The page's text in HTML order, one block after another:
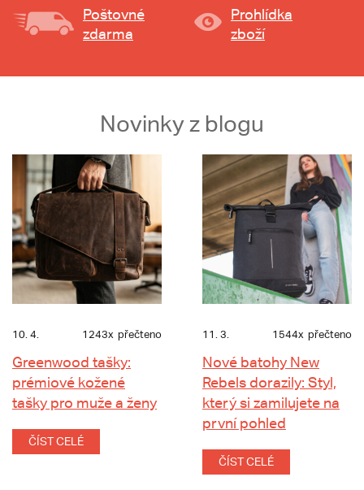
Poštovné
zdarma
Prohlídka
zboží
Novinky z blogu
10. 4. 1243x přečteno
Greenwood tašky:
prémiové kožené
tašky pro muže a ženy
ČÍST CELÉ
11. 3. 1544x přečteno
Nové batohy New
Rebels dorazily: Styl,
který si zamilujete na
první pohled
ČÍST CELÉ